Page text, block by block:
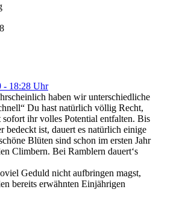
- 18:28 Uhr
haben wir unterschiedliche
Du hast natürlich völlig Recht,
sofort ihr volles Potential entfalten. Bis
bedeckt ist, dauert es natürlich einige
Blüten sind schon im ersten Jahr
Climbern. Bei Ramblern dauert‘s
Geduld nicht aufbringen magst,
bereits erwähnten Einjährigen